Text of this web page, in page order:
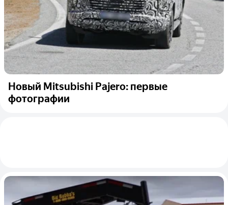
Новый Mitsubishi Pajero: первые
фотографии